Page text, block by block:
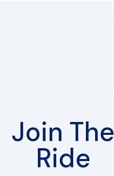
Join The
Ride